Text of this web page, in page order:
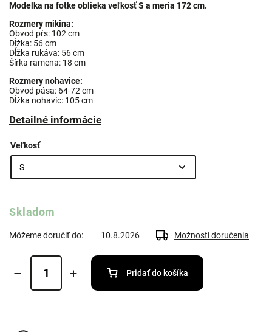
Modelka na fotke oblieka veľkosť S a meria 172 cm.
Rozmery mikina:
Obvod pŕs: 102 cm
Dĺžka: 56 cm
Dĺžka rukáva: 56 cm
Šírka ramena: 18 cm
Rozmery nohavice:
Obvod pása: 64-72 cm
Dĺžka nohavíc: 105 cm
Detailné informácie
Veľkosť
Skladom
Môžeme doručiť do: 10.8.2026 Možnosti doručenia
Pridať do košíka